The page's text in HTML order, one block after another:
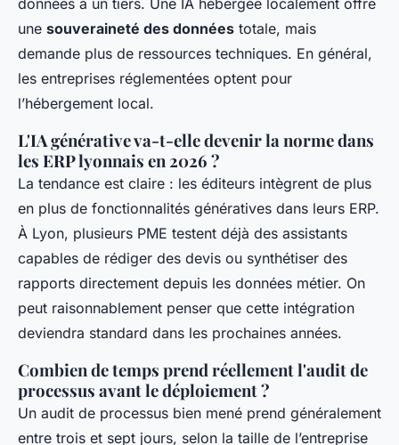
données à un tiers. Une IA hébergée localement offre
une souveraineté des données totale, mais
demande plus de ressources techniques. En général,
les entreprises réglementées optent pour
l’hébergement local.
L'IA générative va-t-elle devenir la norme dans
les ERP lyonnais en 2026 ?
La tendance est claire : les éditeurs intègrent de plus
en plus de fonctionnalités génératives dans leurs ERP.
À Lyon, plusieurs PME testent déjà des assistants
capables de rédiger des devis ou synthétiser des
rapports directement depuis les données métier. On
peut raisonnablement penser que cette intégration
deviendra standard dans les prochaines années.
Combien de temps prend réellement l'audit de
processus avant le déploiement ?
Un audit de processus bien mené prend généralement
entre trois et sept jours, selon la taille de l’entreprise